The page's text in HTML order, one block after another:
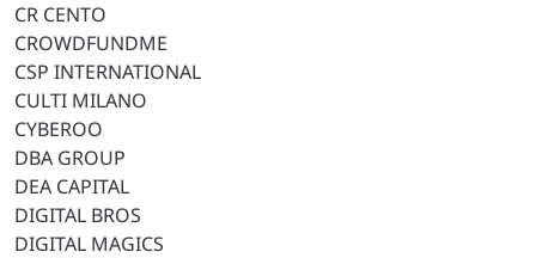
CR CENTO
CROWDFUNDME
CSP INTERNATIONAL
CULTI MILANO
CYBEROO
DBA GROUP
DEA CAPITAL
DIGITAL BROS
DIGITAL MAGICS